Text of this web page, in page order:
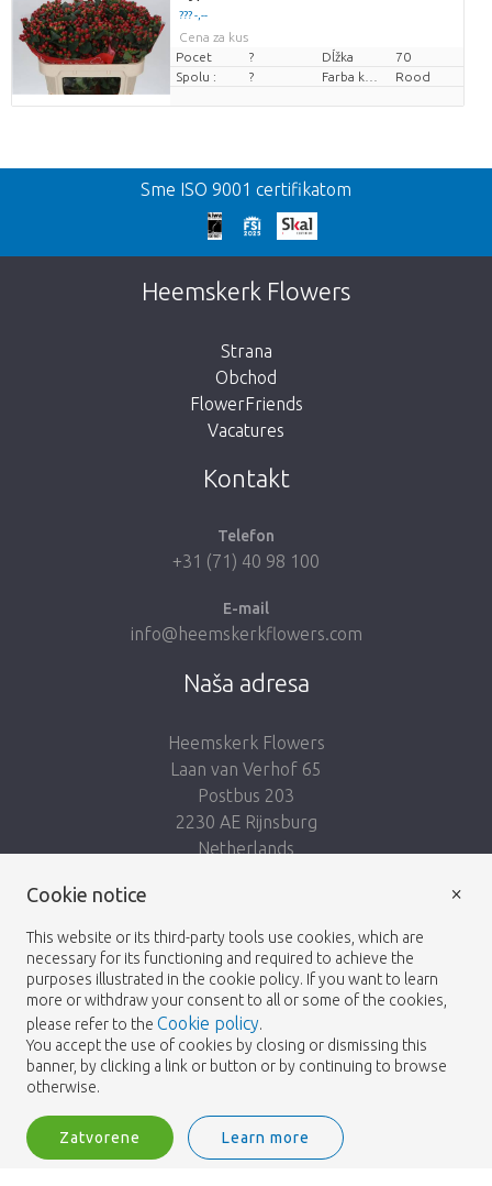
??? -,--
Cena za kus
Pocet
? Dĺžka
70
Spolu :
? Rood
Spat
We're sorry
This page does not exist. Click on the
button below to return to the shop.
Sme ISO 9001 certifikatom
Heemskerk Flowers
Strana
Obchod
FlowerFriends
Vacatures
Kontakt
Telefon
+31 (71) 40 98 100
E-mail
info@heemskerkflowers.com
Naša adresa
Heemskerk Flowers
Laan van Verhof 65
Postbus 203
2230 AE Rijnsburg
Netherlands
© 2026 - Heemskerk Flowers
Heemskerk Flowers is a trading name of BGH A.Heemskerk AZN b.v.
Cookie notice
This website or its third-party tools use cookies, which are
necessary for its functioning and required to achieve the
purposes illustrated in the cookie policy. If you want to learn
more or withdraw your consent to all or some of the cookies,
please refer to the Cookie policy.
You accept the use of cookies by closing or dismissing this
banner, by clicking a link or button or by continuing to browse
otherwise.
Zatvorene Learn more
×